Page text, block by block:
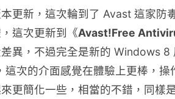
更新，這次輪到了 Avast 這家防
這次更新到《Avast!Free
異，不過完全是新的 Windows 8
次的介面感覺在體驗上更棒，操
更簡化一些，相當的不錯，同樣